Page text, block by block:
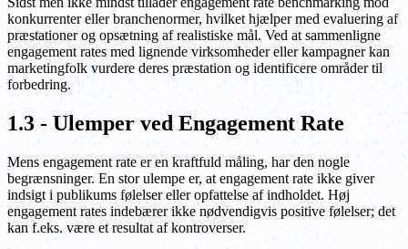
konkurrenter eller branchenormer, hvilket hjælper med evaluering af
præstationer og opsætning af realistiske mål. Ved at sammenligne
engagement rates med lignende virksomheder eller kampagner kan
marketingfolk vurdere deres præstation og identificere områder til
forbedring.
1.3 - Ulemper ved Engagement Rate
Mens engagement rate er en kraftfuld måling, har den nogle
begrænsninger. En stor ulempe er, at engagement rate ikke giver
indsigt i publikums følelser eller opfattelse af indholdet. Høj
engagement rates indebærer ikke nødvendigvis positive følelser; det
kan f.eks. være et resultat af kontroverser.